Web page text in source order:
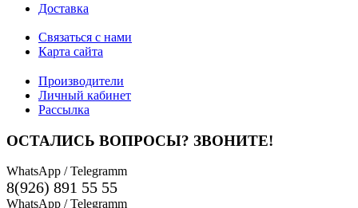
Доставка
Связаться с нами
Карта сайта
Производители
Личный кабинет
Рассылка
ОСТАЛИСЬ ВОПРОСЫ? ЗВОНИТЕ!
WhatsApp / Telegramm
8(926) 891 55 55
WhatsApp / Telegramm